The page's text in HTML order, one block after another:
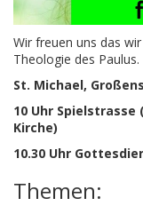
Wir freuen uns das
Theologie des Paulus.
St. Michael,
10 Uhr
Kirche)
10.30 Uhr
Themen: